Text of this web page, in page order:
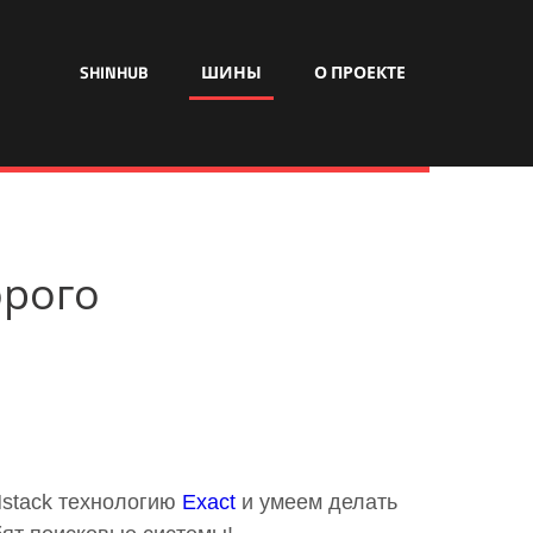
SHINHUB ШИНЫ О ПРОЕКТЕ
технологию Exact и умеем делать